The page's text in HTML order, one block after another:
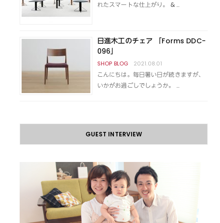
れたスマートな仕上がり。 & …
日進木工のチェア 「Forms DDC-
096」
2021.08.01
こんにちは。毎日暑い日が続きますが、
いかがお過ごしでしょうか。 …
GUEST INTERVIEW